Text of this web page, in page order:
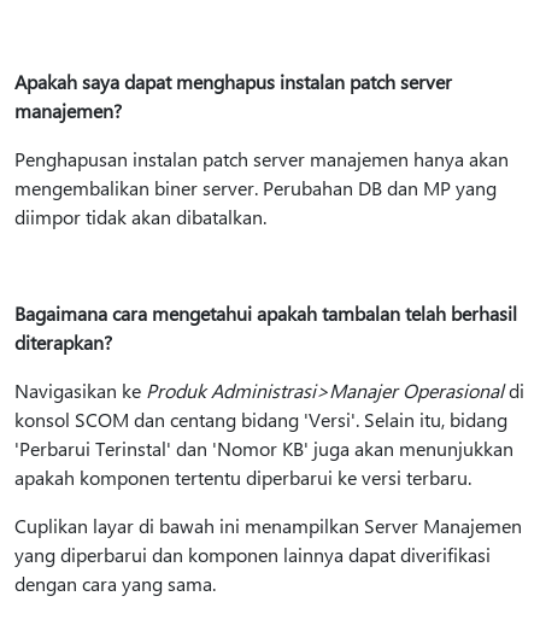
Apakah saya dapat menghapus instalan patch server
manajemen?
Penghapusan instalan patch server manajemen hanya akan
mengembalikan biner server. Perubahan DB dan MP yang
diimpor tidak akan dibatalkan.
Bagaimana cara mengetahui apakah tambalan telah berhasil
diterapkan?
Navigasikan ke Produk Administrasi>Manajer Operasionaldi
konsol SCOM dan centang bidang 'Versi'. Selain itu, bidang
'Perbarui Terinstal' dan 'Nomor KB' juga akan menunjukkan
apakah komponen tertentu diperbarui ke versi terbaru.
Cuplikan layar di bawah ini menampilkan Server Manajemen
yang diperbarui dan komponen lainnya dapat diverifikasi
dengan cara yang sama.